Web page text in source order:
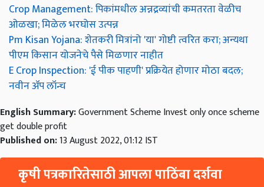
Crop Management: पिकांमधील अन्नद्रव्यांची कमतरता वेळीच
ओळखा; मिळेल भरघोस उत्पन्न
Pm Kisan Yojana: शेतकरी मित्रांनो 'या' गोष्टी त्वरित करा; अन्यथा
पीएम किसान योजनेचे पैसे मिळणार नाहीत
E Crop Inspection: 'ई पीक पाहणी' प्रक्रियेत होणार मोठा बदल;
नवीन ॲप लॉन्च
English Summary:Government Scheme Invest only once scheme
get double profit
Published on:13 August 2022, 01:12 IST
कृषी पत्रकारितेसाठी आपला पाठिंबा दर्शवा